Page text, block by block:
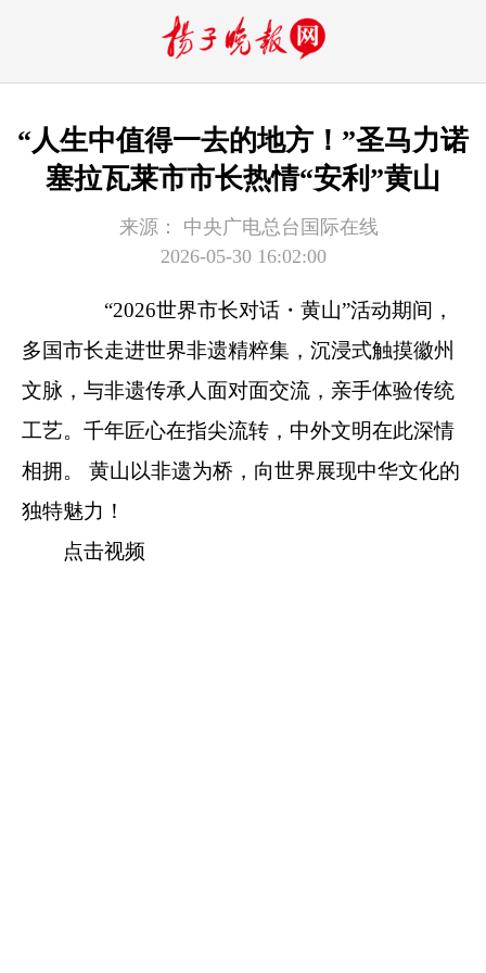
“人生中值得一去的地方！”圣马力诺
塞拉瓦莱市市长热情“安利”黄山
来源：
中央广电总台国际在线
2026-05-30 16:02:00
“2026世界市长对话・黄山”活动期间，
多国市长走进世界非遗精粹集，沉浸式触摸徽州
文脉，与非遗传承人面对面交流，亲手体验传统
工艺。千年匠心在指尖流转，中外文明在此深情
相拥。 黄山以非遗为桥，向世界展现中华文化的
独特魅力！
点击视频